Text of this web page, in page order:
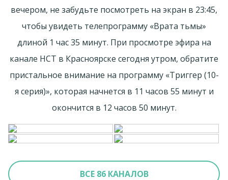
вечером, не забудьте посмотреть на экран в 23:45,
чтобы увидеть телепрограмму «Врата тьмы»
длиной 1 час 35 минут. При просмотре эфира на
канале НСТ в Красноярске сегодня утром, обратите
пристальное внимание на программу «Триггер (10-
я серия)», которая начнется в 11 часов 55 минут и
окончится в 12 часов 50 минут.
ВСЕ 86 КАНАЛОВ